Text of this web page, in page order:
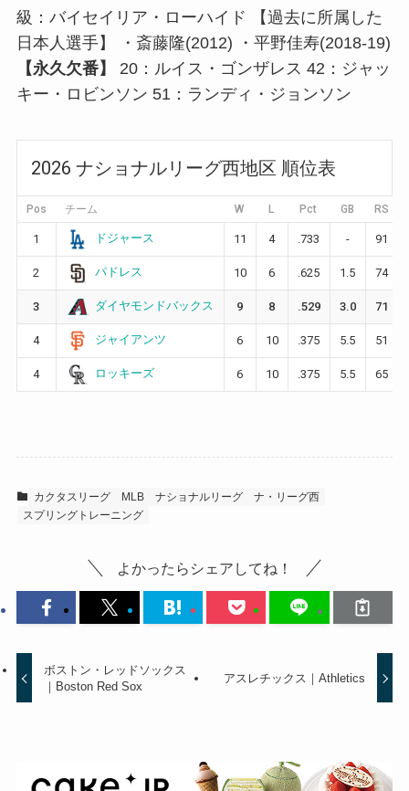
級：バイセイリア・ローハイド 【過去に所属した
日本人選手】 ・斎藤隆(2012) ・平野佳寿(2018-19)
【永久欠番】
20：ルイス・ゴンザレス 42：ジャッ
キー・ロビンソン 51：ランディ・ジョンソン
2026 ナショナルリーグ西地区 順位表
Pos チーム W L Pct GB RS
1 ドジャース 11 4 .733 - 91
2 パドレス 10 6 .625 1.5 74
3 ダイヤモンドバックス 9 8 .529 3.0 71
4 ジャイアンツ 6 10 .375 5.5 51
4 ロッキーズ 6 10 .375 5.5 65
カクタスリーグ MLB ナショナルリーグ
ナ・リーグ西
スプリングトレーニング
よかったらシェアしてね！
ボストン・レッドソックス
｜Boston Red Sox
アスレチックス｜Athletics